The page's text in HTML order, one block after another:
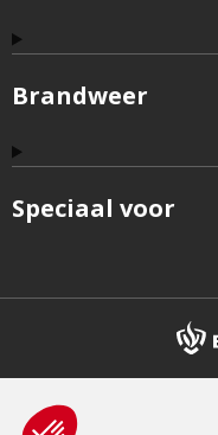
Brandweer
Speciaal voor